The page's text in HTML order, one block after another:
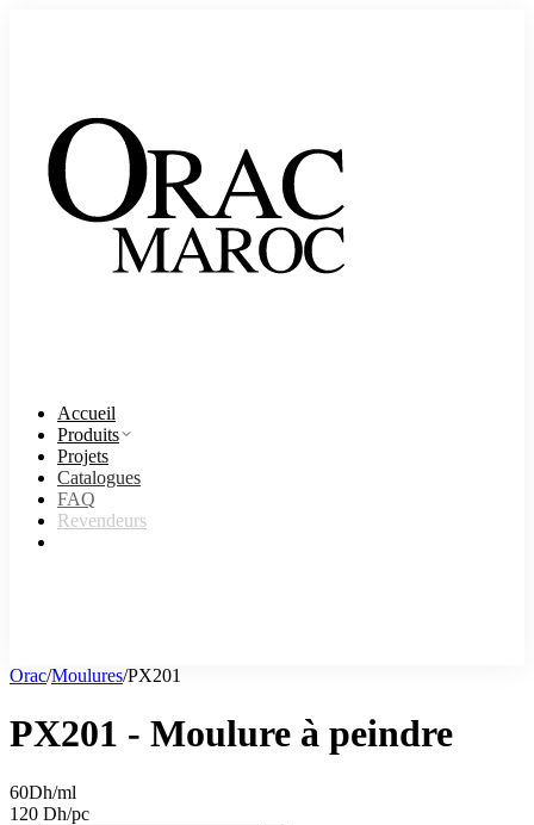
Accueil
Produits
Projets
Catalogues
FAQ
Revendeurs
Orac/Moulures/PX201
PX201 - Moulure à peindre
60Dh/ml
120 Dh/pc